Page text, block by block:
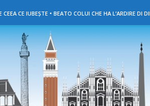
CE IUBEȘTE • BEATO COLUI CHE HA L’ARDIRE DI